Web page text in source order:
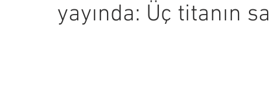
yayında: Üç titanın